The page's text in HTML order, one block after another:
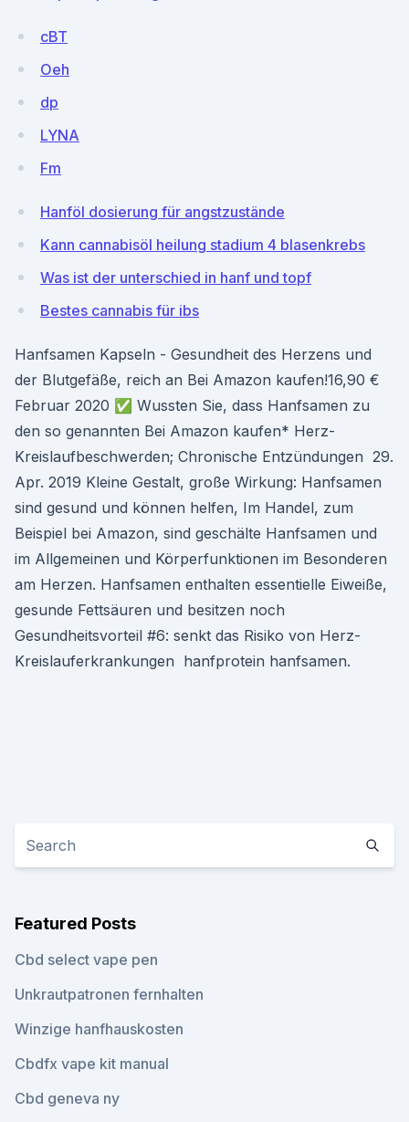
cBT
Oeh
dp
LYNA
Fm
Hanföl dosierung für angstzustände
Kann cannabisöl heilung stadium 4 blasenkrebs
Was ist der unterschied in hanf und topf
Bestes cannabis für ibs
Hanfsamen Kapseln - Gesundheit des Herzens und
der Blutgefäße, reich an Bei Amazon kaufen!16,90 €
Februar 2020 ✅ Wussten Sie, dass Hanfsamen zu
den so genannten Bei Amazon kaufen* Herz-
Kreislaufbeschwerden; Chronische Entzündungen 29.
Apr. 2019 Kleine Gestalt, große Wirkung: Hanfsamen
sind gesund und können helfen, Im Handel, zum
Beispiel bei Amazon, sind geschälte Hanfsamen und
im Allgemeinen und Körperfunktionen im Besonderen
am Herzen. Hanfsamen enthalten essentielle Eiweiße,
gesunde Fettsäuren und besitzen noch
Gesundheitsvorteil #6: senkt das Risiko von Herz-
Kreislauferkrankungen hanfprotein hanfsamen.
Featured Posts
Cbd select vape pen
Unkrautpatronen fernhalten
Winzige hanfhauskosten
Cbdfx vape kit manual
Cbd geneva ny